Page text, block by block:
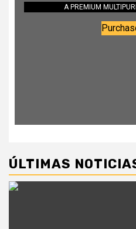
A PREMIUM
ÚLTIMAS